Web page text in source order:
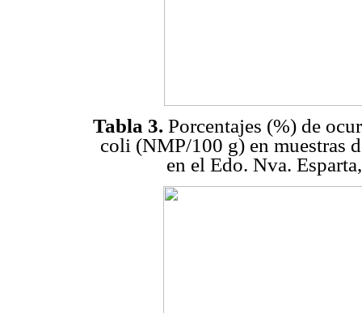
Tabla 3. Porcentajes (%) de
coli (NMP/100 g) en muestras
en el Edo. Nva.